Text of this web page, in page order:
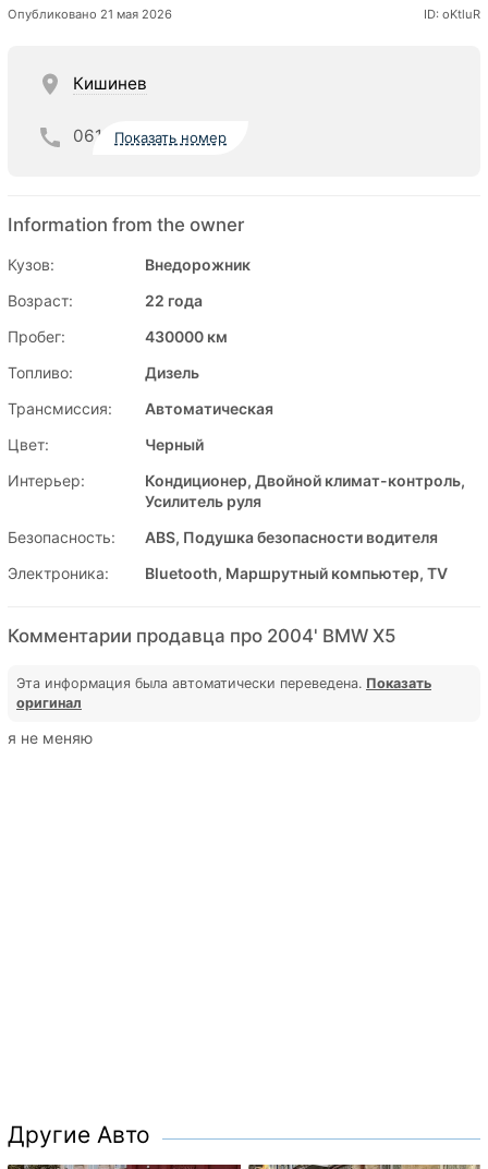
Опубликовано 21 мая 2026 ID: oKtluR
Кишинев
061 Показать номер
Information from the owner
Кузов:
Внедорожник
Возраст:
22 года
Пробег:
430000 км
Топливо:
Дизель
Трансмиссия:
Автоматическая
Цвет:
Черный
Интерьер:
Кондиционер, Двойной климат-контроль,
Усилитель руля
Безопасность:
ABS, Подушка безопасности водителя
Электроника:
Bluetooth, Маршрутный компьютер, TV
Комментарии продавца про 2004' BMW X5
Эта информация была автоматически переведена. Показать
оригинал
я не меняю
Другие Авто